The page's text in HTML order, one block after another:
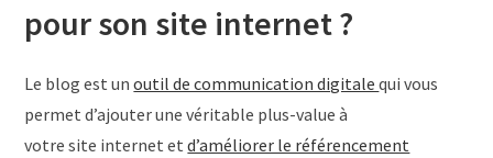
pour son site internet ?
Le blog est unoutil de communication digitalequi vous
permet d’ajouter une véritable plus-value à
votre site internet etd’améliorer le référencement